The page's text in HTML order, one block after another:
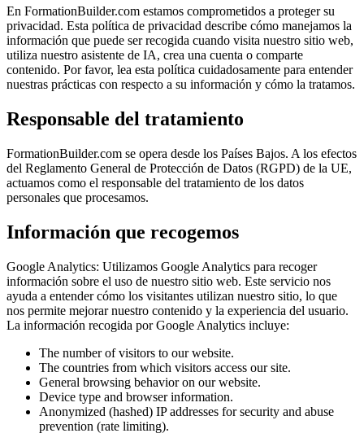
En FormationBuilder.com estamos comprometidos a proteger su
privacidad. Esta política de privacidad describe cómo manejamos la
información que puede ser recogida cuando visita nuestro sitio web,
utiliza nuestro asistente de IA, crea una cuenta o comparte
contenido. Por favor, lea esta política cuidadosamente para entender
nuestras prácticas con respecto a su información y cómo la tratamos.
Responsable del tratamiento
FormationBuilder.com se opera desde los Países Bajos. A los efectos
del Reglamento General de Protección de Datos (RGPD) de la UE,
actuamos como el responsable del tratamiento de los datos
personales que procesamos.
Información que recogemos
Google Analytics: Utilizamos Google Analytics para recoger
información sobre el uso de nuestro sitio web. Este servicio nos
ayuda a entender cómo los visitantes utilizan nuestro sitio, lo que
nos permite mejorar nuestro contenido y la experiencia del usuario.
La información recogida por Google Analytics incluye:
The number of visitors to our website.
The countries from which visitors access our site.
General browsing behavior on our website.
Device type and browser information.
Anonymized (hashed) IP addresses for security and abuse
prevention (rate limiting).